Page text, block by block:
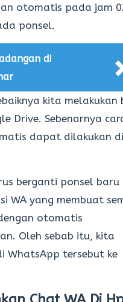
otomatis pada jam
ponsel.
di
kita melakukan
Drive. Sebenarnya
dapat dilakukan
berganti ponsel baru
WA yang membuat
otomatis
Oleh sebab itu, kita
WhatsApp tersebut ke